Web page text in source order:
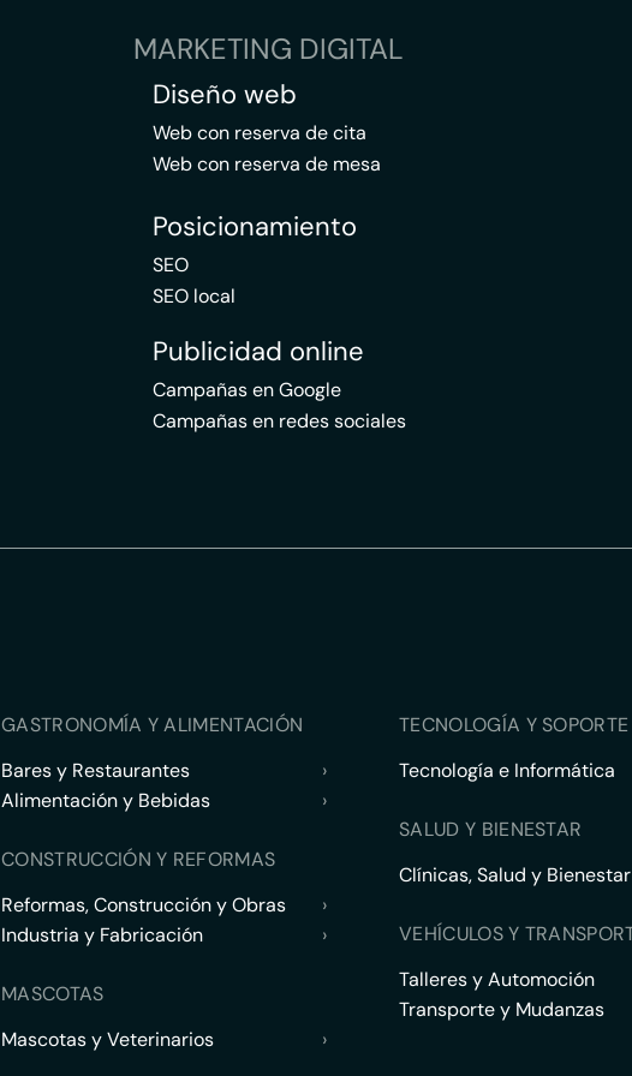
MARKETING DIGITAL
Diseño web
Web con reserva de cita
Web con reserva de mesa
Posicionamiento
SEO
SEO local
Publicidad online
Campañas en Google
Campañas en redes sociales
GASTRONOMÍA Y ALIMENTACIÓN
Bares y Restaurantes
›
Alimentación y Bebidas
›
CONSTRUCCIÓN Y REFORMAS
Reformas, Construcción y Obras
›
Industria y Fabricación
›
MASCOTAS
Mascotas y Veterinarios
›
TECNOLOGÍA Y
Tecnología e Informática
SALUD Y BIENESTAR
Clínicas, Salud y Bienestar
VEHÍCULOS Y
Talleres y Automoción
Transporte y Mudanzas